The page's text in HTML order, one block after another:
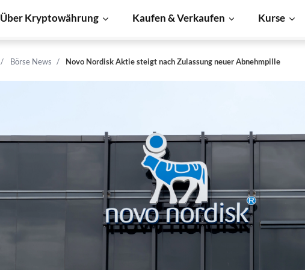
Über Kryptowährung Kaufen & Verkaufen Kurse
Börse News Novo Nordisk Aktie steigt nach Zulassung neuer Abnehmpille